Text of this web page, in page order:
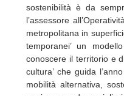
sostenibilità è da
l’assessore all’Operatività
metropolitana in
temporanei’ un
conoscere il territorio e
cultura’ che guida
mobilità alternativa,